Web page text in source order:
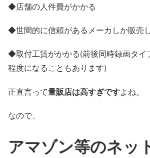
◆店舗の人件費がかかる
◆世間的に信頼があるメーカしか販売
◆取付工賃がかかる(前後同時録画タイ
程度になることもあります)
正直言って量販店は高すぎですよね。
なので、
アマゾン等のネッ